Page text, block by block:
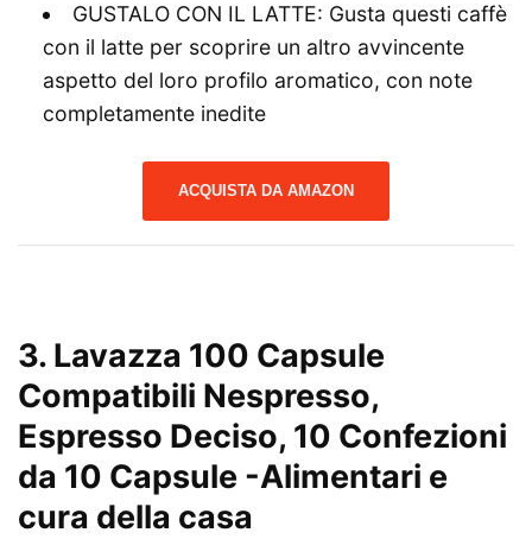
GUSTALO CON IL LATTE: Gusta questi caffè
con il latte per scoprire un altro avvincente
aspetto del loro profilo aromatico, con note
completamente inedite
ACQUISTA DA AMAZON
3. Lavazza 100 Capsule
Compatibili Nespresso,
Espresso Deciso, 10 Confezioni
da 10 Capsule -Alimentari e
cura della casa